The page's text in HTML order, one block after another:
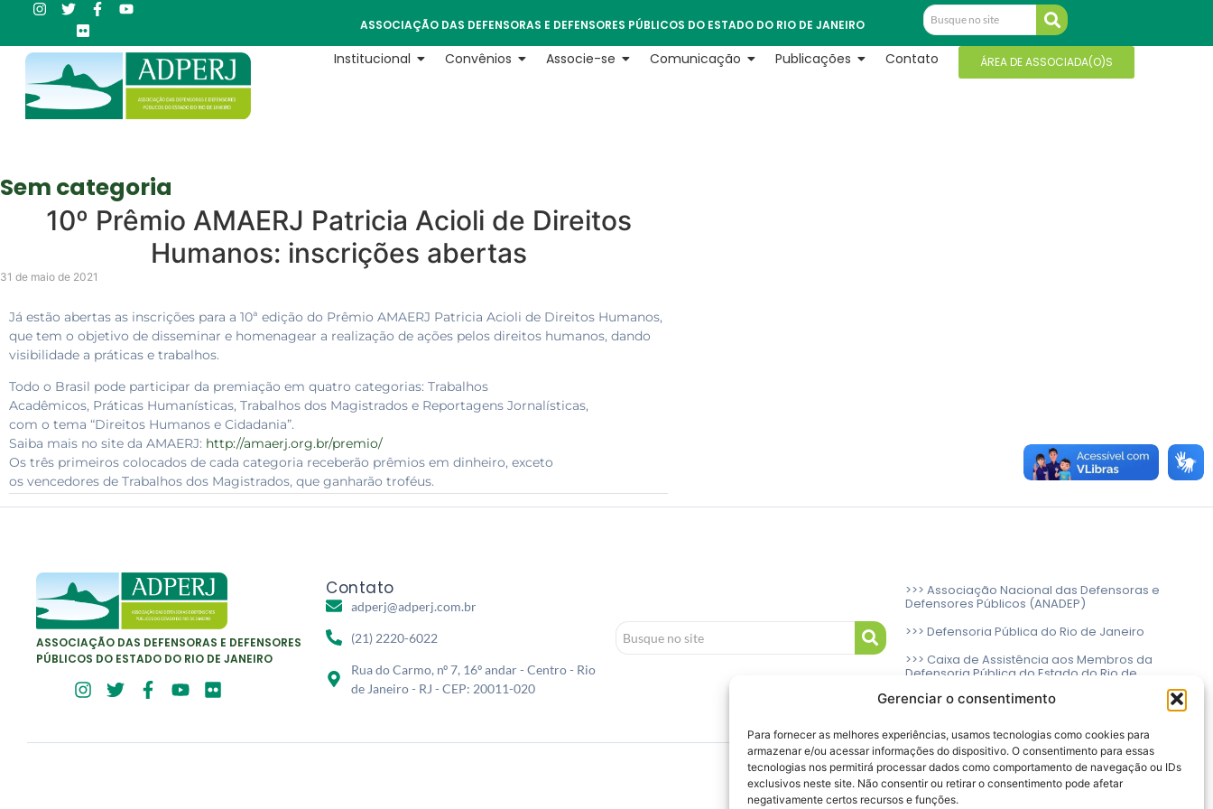
Gerenciar o consentimento
Para fornecer as melhores experiências, usamos tecnologias como cookies para
armazenar e/ou acessar informações do dispositivo. O consentimento para essas
tecnologias nos permitirá processar dados como comportamento de navegação ou IDs
exclusivos neste site. Não consentir ou retirar o consentimento pode afetar
negativamente certos recursos e funções.
ASSOCIAÇÃO DAS DEFENSORAS E DEFENSORES PÚBLICOS DO ESTADO DO RIO DE JANEIRO
Institucional Convênios Associe-se Comunicação Publicações Contato ÁREA DE ASSOCIADA(O)S
Sem categoria
10º Prêmio AMAERJ Patricia Acioli de Direitos
Humanos: inscrições abertas
31 de maio de 2021
Já estão abertas as inscrições para a 10ª edição do Prêmio AMAERJ Patricia Acioli de Direitos Humanos,
que tem o objetivo de disseminar e homenagear a realização de ações pelos direitos humanos, dando
visibilidade a práticas e trabalhos.
Todo o Brasil pode participar da premiação em quatro categorias: Trabalhos
Acadêmicos, Práticas Humanísticas, Trabalhos dos Magistrados e Reportagens Jornalísticas,
com o tema “Direitos Humanos e Cidadania”.
Saiba mais no site da AMAERJ: http://amaerj.org.br/premio/
Os três primeiros colocados de cada categoria receberão prêmios em dinheiro, exceto
os vencedores de Trabalhos dos Magistrados, que ganharão troféus.
ASSOCIAÇÃO DAS DEFENSORAS E DEFENSORES
PÚBLICOS DO ESTADO DO RIO DE JANEIRO
Contato
adperj@adperj.com.br
(21) 2220-6022
Rua do Carmo, nº 7, 16º andar - Centro - Rio
de Janeiro - RJ - CEP: 20011-020
>>> Associação Nacional das Defensoras e
Defensores Públicos (ANADEP)
>>> Defensoria Pública do Rio de Janeiro
>>> Caixa de Assistência aos Membros da
Defensoria Pública do Estado do Rio de